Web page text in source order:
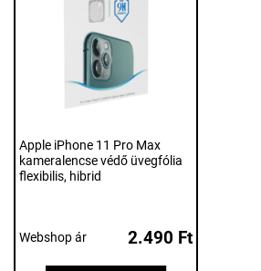
Apple iPhone 11 Pro Max
kameralencse védő üvegfólia
flexibilis, hibrid
Webshop ár 2.490 Ft